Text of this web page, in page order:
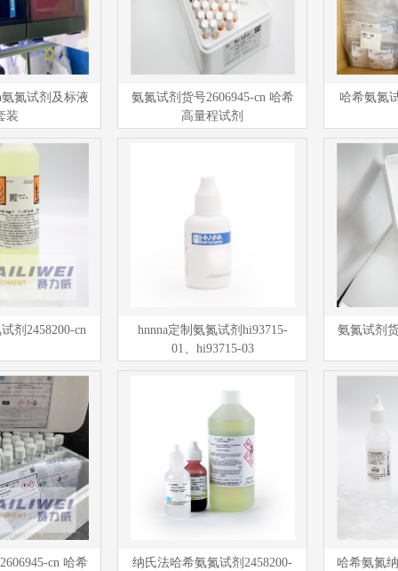
氮试剂及标液
装
氨氮试剂货号2606945-cn 哈希
高量程试剂
哈希氨氮
剂2458200-cn
hnnna定制氨氮试剂hi93715-
01、hi93715-03
氨氮试剂
cn 哈希
纳氏法哈希氨氮试剂2458200-
哈希氨氮